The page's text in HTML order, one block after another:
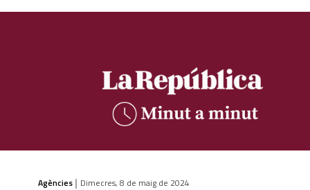
Agències | Dimecres, 8 de maig de 2024